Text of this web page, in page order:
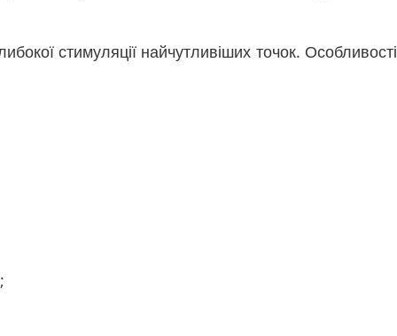
стимуляції найчутливіших точок. Особливості